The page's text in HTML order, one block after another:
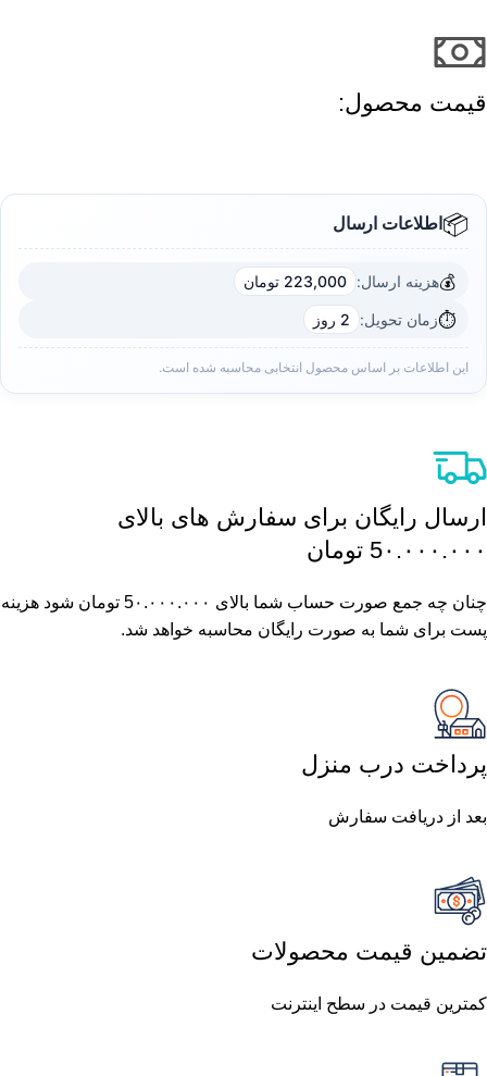
قیمت محصول:​
📦اطلاعات ارسال
💰هزینه ارسال: 223,000 تومان
⏱️زمان تحویل: 2 روز
این اطلاعات بر اساس محصول انتخابی محاسبه شده است.
ارسال رایگان برای سفارش های بالای
5٠.٠٠٠.٠٠٠ تومان
چنان چه جمع صورت حساب شما بالای 5٠.٠٠٠.٠٠٠ تومان شود هزینه
پست برای شما به صورت رایگان محاسبه خواهد شد.
پرداخت درب منزل
بعد از دریافت سفارش
تضمین قیمت محصولات
کمترین قیمت در سطح اینترنت